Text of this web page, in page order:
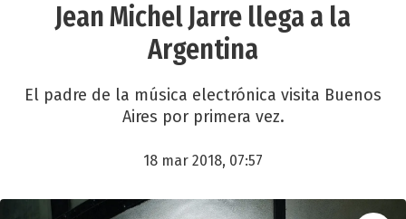
Jean Michel Jarre llega a la
Argentina
El padre de la música electrónica visita Buenos
Aires por primera vez.
18 mar 2018, 07:57